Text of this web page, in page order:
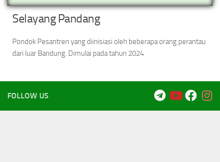
Selayang Pandang
Pondok Pesantren yang diinisiasi oleh beberapa orang perantau
dari luar Bandung. Dimulai pada tahun 2024
FOLLOW US